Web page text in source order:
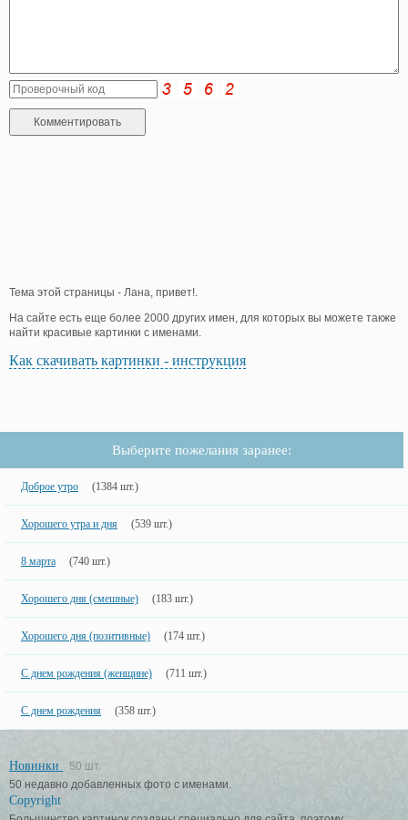
Тема этой страницы - Лана, привет!.
На сайте есть еще более 2000 других имен, для которых вы можете также
найти красивые картинки с именами.
Как скачивать картинки - инструкция
Выберите пожелания заранее:
Доброе утро (1384 шт.)
Хорошего утра и дня (539 шт.)
8 марта (740 шт.)
Хорошего дня (смешные) (183 шт.)
Хорошего дня (позитивные) (174 шт.)
С днем рождения (женщине) (711 шт.)
С днем рождения (358 шт.)
Новинки
50 шт.
50 недавно добавленных фото с именами.
Copyright